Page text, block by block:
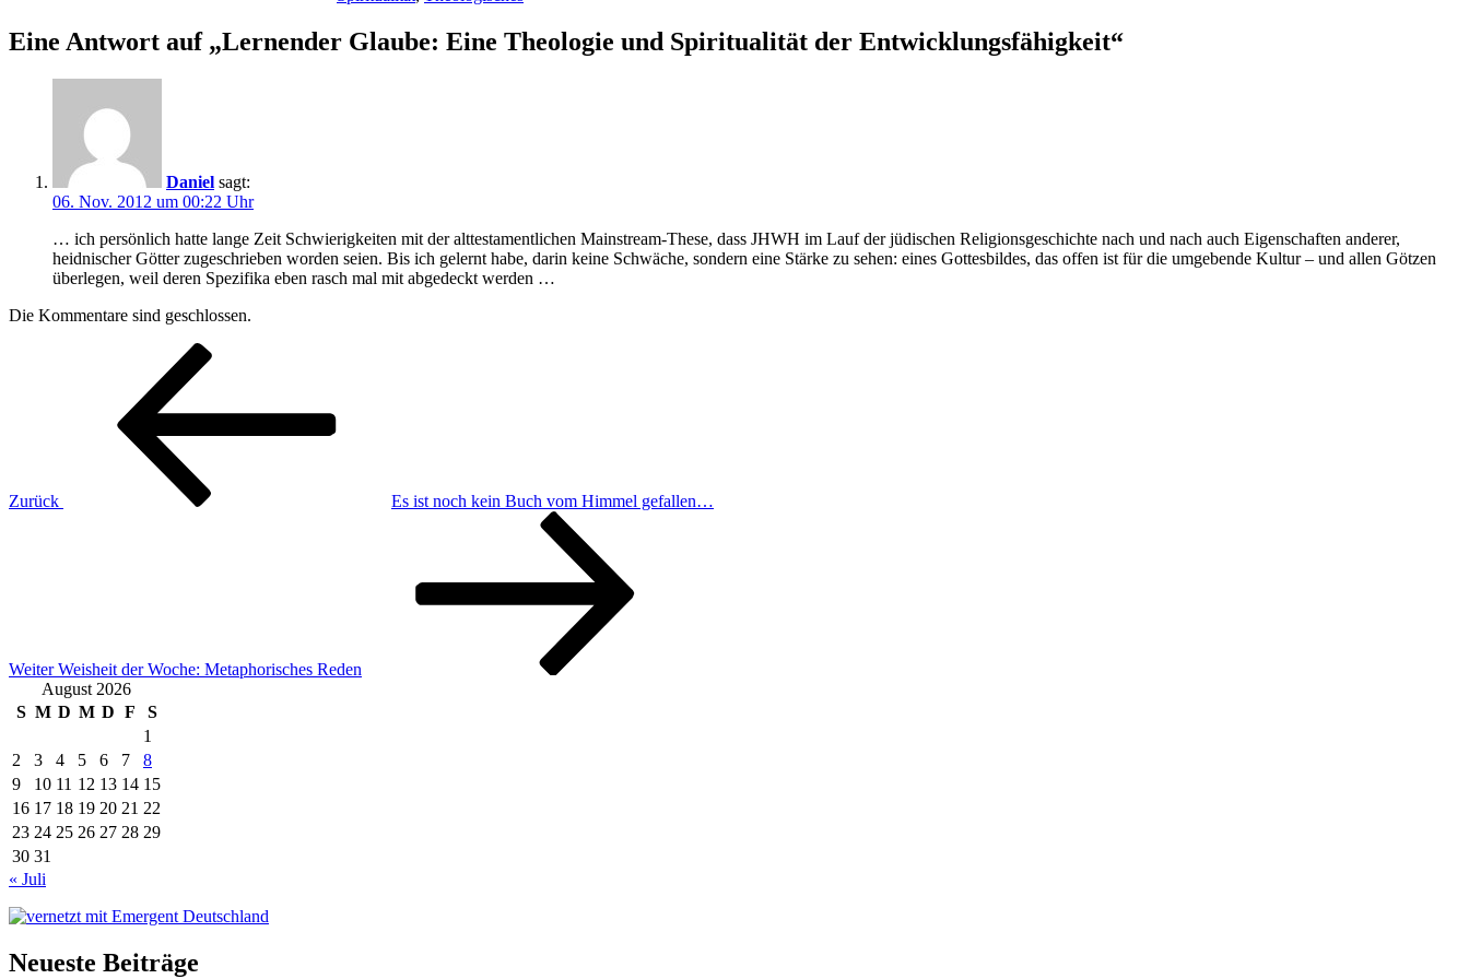
Eine Antwort auf „Lernender Glaube: Eine Theologie und Spiritualität der Entwicklungsfähigkeit“
Daniel sagt:
06. Nov. 2012 um 00:22 Uhr
… ich persönlich hatte lange Zeit Schwierigkeiten mit der alttestamentlichen Mainstream-These, dass JHWH im Lauf der jüdischen Religionsgeschichte nach und nach auch Eigenschaften anderer,
heidnischer Götter zugeschrieben worden seien. Bis ich gelernt habe, darin keine Schwäche, sondern eine Stärke zu sehen: eines Gottesbildes, das offen ist für die umgebende Kultur – und allen Götzen
überlegen, weil deren Spezifika eben rasch mal mit abgedeckt werden …
Die Kommentare sind geschlossen.
Beitragsnavigation
Zurück
Es ist noch kein Buch vom Himmel gefallen…
Weiter Weisheit der Woche: Metaphorisches Reden
August 2026
S M D M D F
S
1
2
3 4 5 6 7
8
9
10 11 12 13 14 15
16 17 18 19 20 21 22
23 24 25 26 27 28 29
30 31
« Juli
Neueste Beiträge